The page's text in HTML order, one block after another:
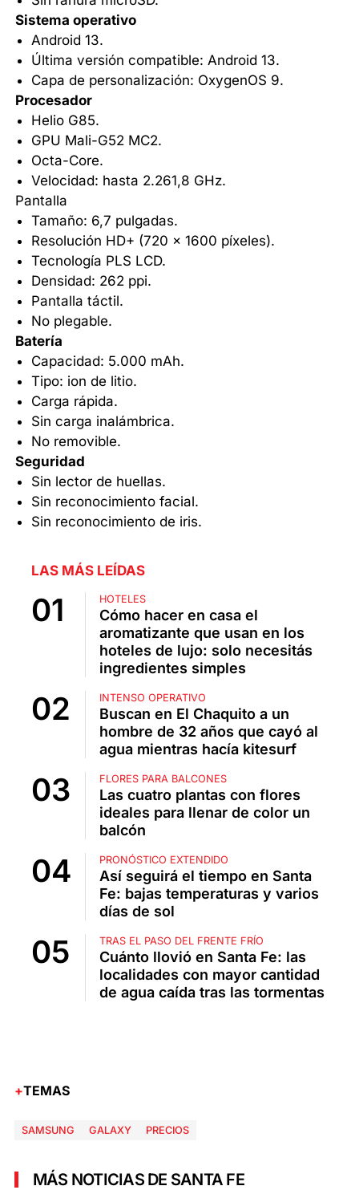
Sistema operativo
Android 13.
Última versión compatible: Android 13.
Capa de personalización: OxygenOS 9.
Procesador
Helio G85.
GPU Mali-G52 MC2.
Octa-Core.
Velocidad: hasta 2.261,8 GHz.
Pantalla
Tamaño: 6,7 pulgadas.
Resolución HD+ (720 x 1600 píxeles).
Tecnología PLS LCD.
Densidad: 262 ppi.
Pantalla táctil.
No plegable.
Batería
Capacidad: 5.000 mAh.
Tipo: ion de litio.
Carga rápida.
Sin carga inalámbrica.
No removible.
Seguridad
Sin lector de huellas.
Sin reconocimiento facial.
Sin reconocimiento de iris.
LAS MÁS LEÍDAS
HOTELES
Cómo hacer en casa el
aromatizante que usan en los
hoteles de lujo: solo necesitás
ingredientes simples
INTENSO OPERATIVO
Buscan en El Chaquito a un
hombre de 32 años que cayó al
agua mientras hacía kitesurf
FLORES PARA BALCONES
Las cuatro plantas con flores
ideales para llenar de color un
balcón
PRONÓSTICO EXTENDIDO
Así seguirá el tiempo en Santa
Fe: bajas temperaturas y varios
días de sol
TRAS EL PASO DEL FRENTE FRÍO
Cuánto llovió en Santa Fe: las
localidades con mayor cantidad
de agua caída tras las tormentas
TEMAS
SAMSUNG GALAXY PRECIOS
MÁS NOTICIAS DE SANTA FE